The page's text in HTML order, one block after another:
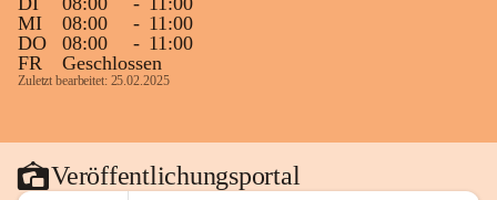
MI
08:00 - 11:00
DO
08:00 - 11:00
FR
Geschlossen
Zuletzt bearbeitet: 25.02.2025
Veröffentlichungsportal